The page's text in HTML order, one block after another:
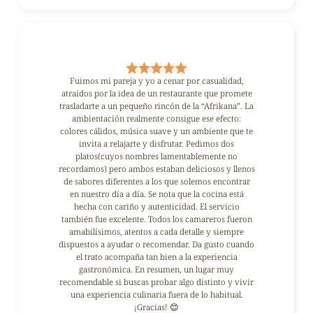
Fuimos mi pareja y yo a cenar por casualidad,
atraídos por la idea de un restaurante que promete
trasladarte a un pequeño rincón de la “Afrikana”. La
ambientación realmente consigue ese efecto:
colores cálidos, música suave y un ambiente que te
invita a relajarte y disfrutar. Pedimos dos
platos(cuyos nombres lamentablemente no
recordamos) pero ambos estaban deliciosos y llenos
de sabores diferentes a los que solemos encontrar
en nuestro día a día. Se nota que la cocina está
hecha con cariño y autenticidad. El servicio
también fue excelente. Todos los camareros fueron
amabilísimos, atentos a cada detalle y siempre
dispuestos a ayudar o recomendar. Da gusto cuando
el trato acompaña tan bien a la experiencia
gastronómica. En resumen, un lugar muy
recomendable si buscas probar algo distinto y vivir
una experiencia culinaria fuera de lo habitual.
¡Gracias! 😊